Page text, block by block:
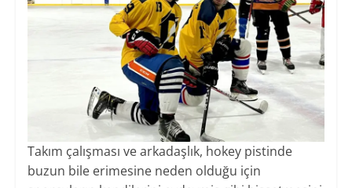
Takım çalışması ve arkadaşlık, hokey pistinde
buzun bile erimesine neden olduğu için